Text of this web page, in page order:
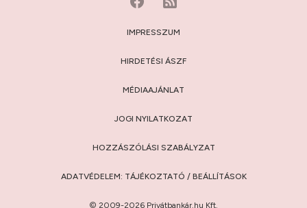
IMPRESSZUM
HIRDETÉSI ÁSZF
MÉDIAAJÁNLAT
JOGI NYILATKOZAT
HOZZÁSZÓLÁSI SZABÁLYZAT
ADATVÉDELEM: TÁJÉKOZTATÓ / BEÁLLÍTÁSOK
© 2009-2026 Privátbankár.hu Kft.